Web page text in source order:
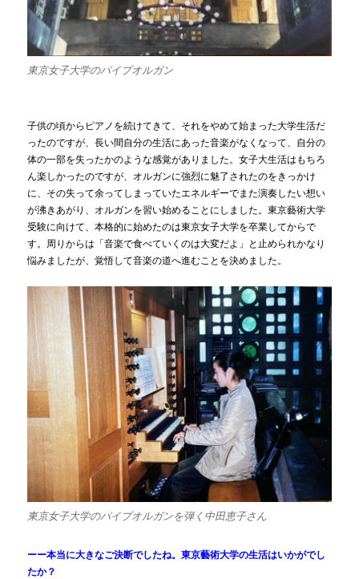
東京女子大学のパイプオルガン
子供の頃からピアノを続けてきて、それをやめて始まった大学生活だ
ったのですが、長い間自分の生活にあった音楽がなくなって、自分の
体の一部を失ったかのような感覚がありました。女子大生活はもちろ
ん楽しかったのですが、オルガンに強烈に魅了されたのをきっかけ
に、その失って余ってしまっていたエネルギーでまた演奏したい想い
が沸きあがり、オルガンを習い始めることにしました。東京藝術大学
受験に向けて、本格的に始めたのは東京女子大学を卒業してからで
す。周りからは「音楽で食べていくのは大変だよ」と止められかなり
悩みましたが、覚悟して音楽の道へ進むことを決めました。
東京女子大学のパイプオルガンを弾く中田恵子さん
ーー本当に大きなご決断でしたね。東京藝術大学の生活はいかがでし
たか？